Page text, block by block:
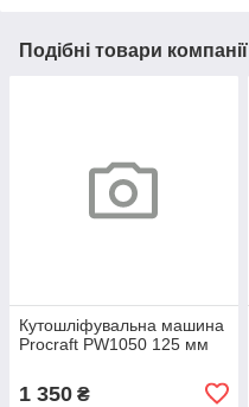
Подібні товари компанії
Кутошліфувальна машина
Procraft PW1050 125 мм
1 350 ₴